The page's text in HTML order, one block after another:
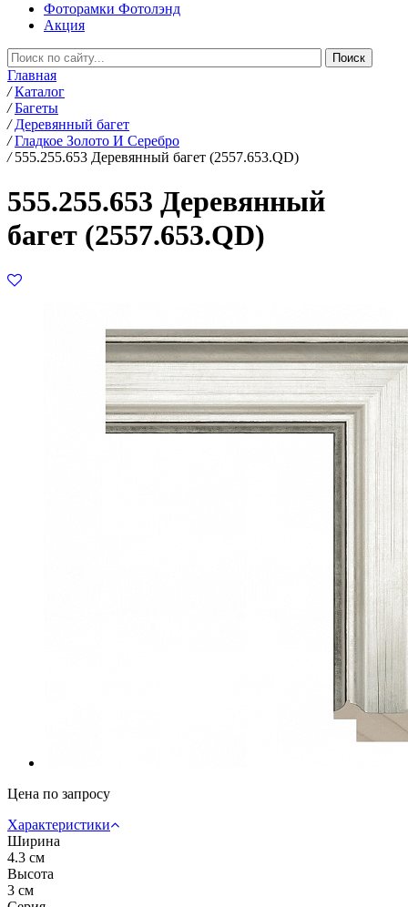
Фоторамки Фотолэнд
Акция
Главная
/ Каталог
/ Багеты
/ Деревянный багет
/ Гладкое Золото И Серебро
/ 555.255.653 Деревянный багет (2557.653.QD)
555.255.653 Деревянный
багет (2557.653.QD)
Цена по запросу
Характеристики
Ширина
4.3 см
Высота
3 см